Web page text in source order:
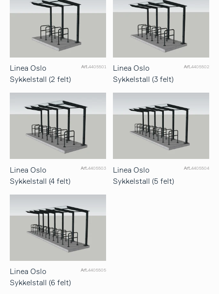
Linea Oslo
Sykkelstall (2 felt)
Art.4405501
Linea Oslo
Sykkelstall (3 felt)
Art.4405502
Linea Oslo
Sykkelstall (4 felt)
Art.4405503
Linea Oslo
Sykkelstall (5 felt)
Art.4405504
Linea Oslo
Sykkelstall (6 felt)
Art.4405505